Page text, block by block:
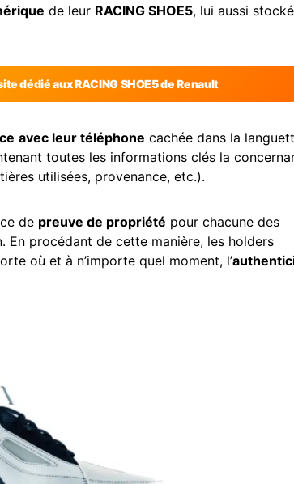
de leur RACING SHOE5, lui aussi stocké
dédié aux RACING SHOE5 de Renault
avec leur téléphone cachée dans la
toutes les informations clés la
utilisées, provenance, etc.).
de preuve de propriété pour chacune des
En procédant de cette manière, les holders
où et à n’importe quel moment, l’